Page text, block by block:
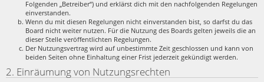
Folgenden „Betreiber“) und erklärst dich mit den nachfolgenden Regelungen
einverstanden.
Wenn du mit diesen Regelungen nicht einverstanden bist, so darfst du das
Board nicht weiter nutzen. Für die Nutzung des Boards gelten jeweils die an
dieser Stelle veröffentlichten Regelungen.
Der Nutzungsvertrag wird auf unbestimmte Zeit geschlossen und kann von
beiden Seiten ohne Einhaltung einer Frist jederzeit gekündigt werden.
2. Einräumung von Nutzungsrechten